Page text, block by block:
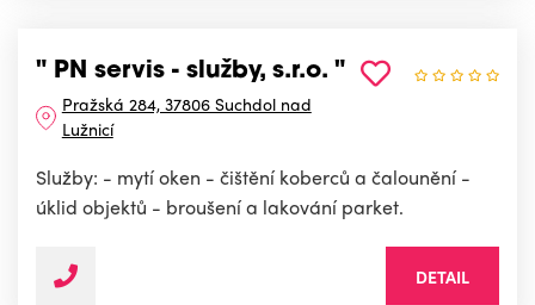
" PN servis - služby, s.r.o. "
Pražská 284, 37806 Suchdol nad
Lužnicí
Služby: - mytí oken - čištění koberců a čalounění -
úklid objektů - broušení a lakování parket.
DETAIL